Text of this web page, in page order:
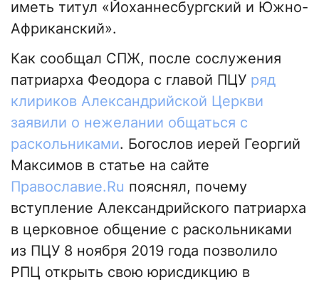
иметь титул «Йоханнесбургский и Южно-
Африканский».
Как сообщал СПЖ, после сослужения
патриарха Феодора с главой ПЦУ ряд
клириков Александрийской Церкви
заявили о нежелании общаться с
раскольниками. Богослов иерей Георгий
Максимов в статье на сайте
Православие.Ru пояснял, почему
вступление Александрийского патриарха
в церковное общение с раскольниками
из ПЦУ 8 ноября 2019 года позволило
РПЦ открыть свою юрисдикцию в